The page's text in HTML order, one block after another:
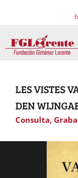
LES VISTES
DEN
Consulta,